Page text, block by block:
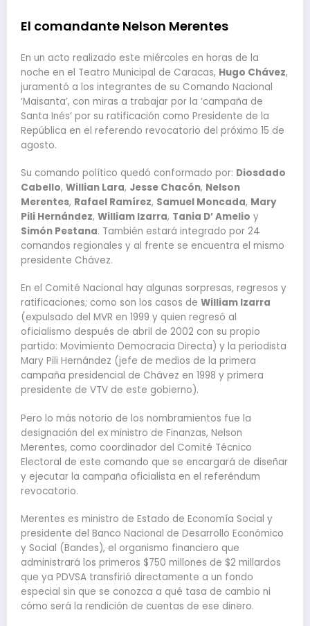
El comandante Nelson Merentes
En un acto realizado este miércoles en horas de la
noche en el Teatro Municipal de Caracas, Hugo Chávez,
juramentó a los integrantes de su Comando Nacional
‘Maisanta’, con miras a trabajar por la ‘campaña de
Santa Inés’ por su ratificación como Presidente de la
República en el referendo revocatorio del próximo 15 de
agosto.
Su comando político quedó conformado por: Diosdado
Cabello, Willian Lara, Jesse Chacón, Nelson
Merentes, Rafael Ramírez, Samuel Moncada, Mary
Pili Hernández, William Izarra, Tania D’ Amelio y
Simón Pestana. También estará integrado por 24
comandos regionales y al frente se encuentra el mismo
presidente Chávez.
En el Comité Nacional hay algunas sorpresas, regresos y
ratificaciones; como son los casos de William Izarra
(expulsado del MVR en 1999 y quien regresó al
oficialismo después de abril de 2002 con su propio
partido: Movimiento Democracia Directa) y la periodista
Mary Pili Hernández (jefe de medios de la primera
campaña presidencial de Chávez en 1998 y primera
presidente de VTV de este gobierno).
Pero lo más notorio de los nombramientos fue la
designación del ex ministro de Finanzas, Nelson
Merentes, como coordinador del Comité Técnico
Electoral de este comando que se encargará de diseñar
y ejecutar la campaña oficialista en el referéndum
revocatorio.
Merentes es ministro de Estado de Economía Social y
presidente del Banco Nacional de Desarrollo Económico
y Social (Bandes), el organismo financiero que
administrará los primeros $750 millones de $2 millardos
que ya PDVSA transfirió directamente a un fondo
especial sin que se conozca a qué tasa de cambio ni
cómo será la rendición de cuentas de ese dinero.